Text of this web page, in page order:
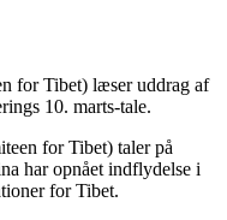
for Tibet) læser uddrag af
10. marts-tale.
for Tibet) taler på
har opnået indflydelse i
for Tibet.